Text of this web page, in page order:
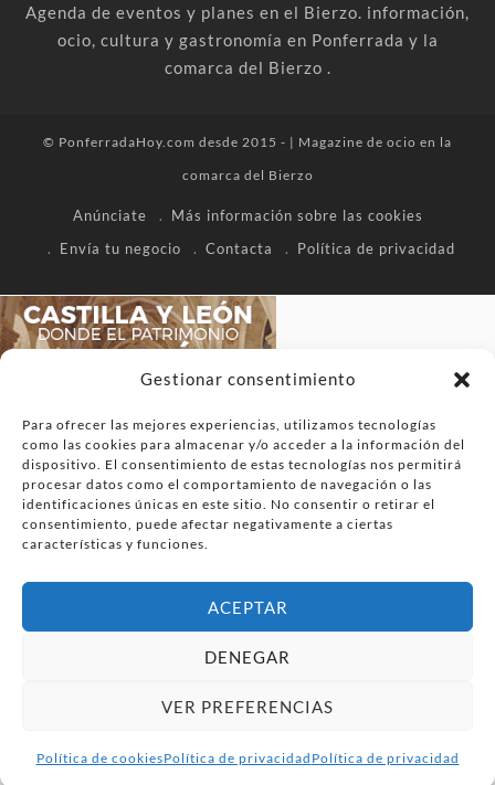
Gestionar consentimiento
Para ofrecer las mejores experiencias, utilizamos tecnologías
como las cookies para almacenar y/o acceder a la información del
dispositivo. El consentimiento de estas tecnologías nos permitirá
procesar datos como el comportamiento de navegación o las
identificaciones únicas en este sitio. No consentir o retirar el
consentimiento, puede afectar negativamente a ciertas
características y funciones.
ACEPTAR
DENEGAR
VER PREFERENCIAS
Política de cookiesPolítica de privacidad Política de privacidad
Agenda de eventos y planes en el Bierzo. información,
ocio, cultura y gastronomía en Ponferrada y la
comarca del Bierzo .
© PonferradaHoy.com desde 2015 - | Magazine de ocio en la
comarca del Bierzo
Anúnciate
Más información sobre las cookies
Envía tu negocio
Contacta Política de privacidad